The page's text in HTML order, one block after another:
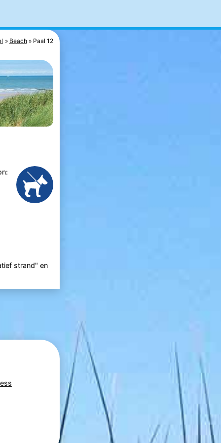
Beach Paal 12
strand" en